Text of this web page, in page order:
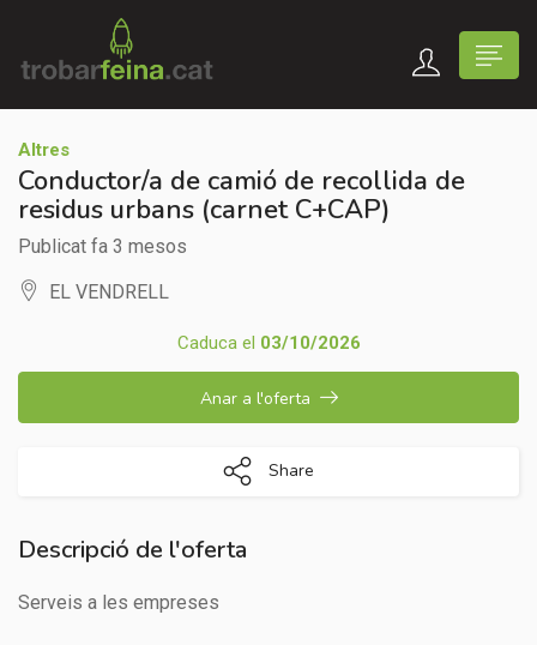
Altres
Conductor/a de camió de recollida de
residus urbans (carnet C+CAP)
Publicat fa 3 mesos
EL VENDRELL
Caduca el 03/10/2026
Anar a l'oferta
Share
Descripció de l'oferta
Serveis a les empreses